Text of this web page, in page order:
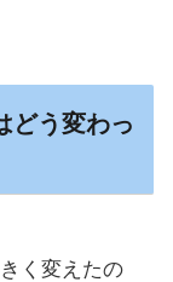
どう変わっ
く変えたの